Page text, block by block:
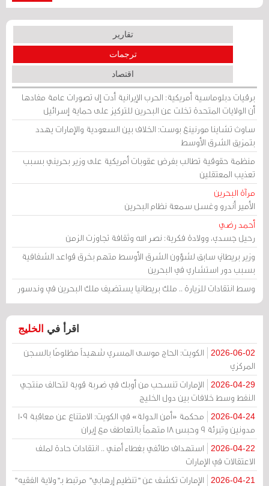
تقارير
ترجمات
اقتصاد
برقيات دبلوماسية أمريكية: الحرب الإيرانية أدت إلى تصورات عامة مفادها
أن الولايات المتحدة تخلت عن البحرين للتركيز على حماية إسرائيل
ساوث تشاينا مورنينغ بوست: الخلاف بين السعودية والإمارات يهدد
بتمزيق الشرق الأوسط
منظمة حقوقية تطالب بفرض عقوبات أمريكية على وزير بحريني بسبب
تعذيب المعتقلين
مرآة البحرين
الأمير أندرو وغسل سمعة نظام البحرين
أحمد رضي
رحيل جسدي، وولادة فكرية: نصر الله وثقافة تجاوزت الزمن
وزير بريطاني سابق لشؤون الشرق الأوسط متهم بخرق قواعد الشفافية
بسبب دور استشاري في البحرين
وسط انتقادات للزيارة .. ملك بريطانيا يستضيف ملك البحرين في وندسور
اقرأ في الخليج
2026-06-02
الكويت: الحاج موسى المسري شهيداً مظلومًا بالسجن
المركزي
2026-04-29
الإمارات تنسحب من أوبك في ضربة قوية لتحالف منتجي
النفط وسط خلافات بين دول الخليج
2026-04-24
محكمة «أمن الدولة» في الكويت: الامتناع عن معاقبة 109
مدونين وتبرئة 9 وحبس 18 متهماً بالتعاطف مع إيران
2026-04-22
استهداف طائفي بغطاء أمني .. انتقادات حادة لملف
الاعتقالات في الإمارات
2026-04-21
الإمارات تكشف عن "تنظيم إرهابي" مرتبط بـ"ولاية الفقيه"